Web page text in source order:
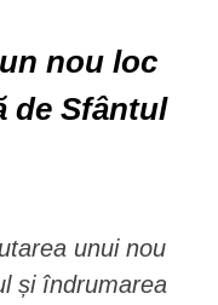
nou loc
de Sfântul
unui nou
și îndrumarea